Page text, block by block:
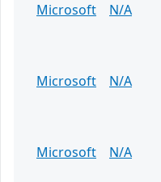
Microsoft N/A
Microsoft
N/A
Microsoft
N/A